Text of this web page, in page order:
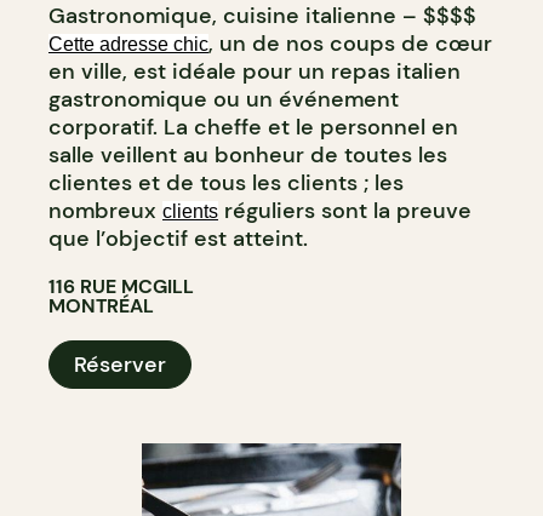
Gastronomique, cuisine italienne – $$$$
Cette adresse chic, un de nos coups de cœur
en ville, est idéale pour un repas italien
gastronomique ou un événement
corporatif. La cheffe et le personnel en
salle veillent au bonheur de toutes les
clientes et de tous les clients ; les
nombreux clients réguliers sont la preuve
que l’objectif est atteint.
116 RUE MCGILL
MONTRÉAL
Réserver